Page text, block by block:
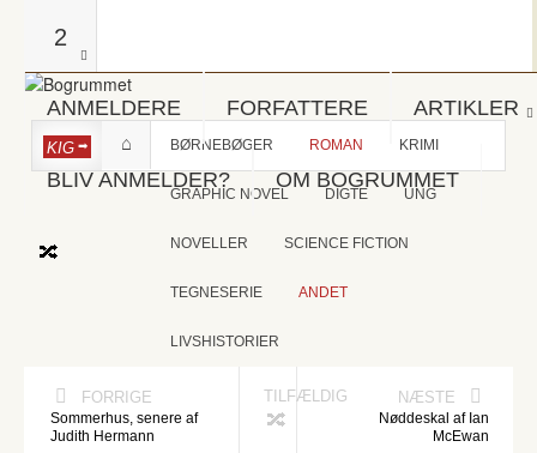
2
ANMELDERE FORFATTERE ARTIKLER
BLIV ANMELDER? OM BOGRUMMET
KIG BØRNEBØGER ROMAN KRIMI
GRAPHIC NOVEL DIGTE UNG
NOVELLER SCIENCE FICTION
TEGNESERIE ANDET
LIVSHISTORIER
FORRIGE
Sommerhus, senere af
Judith Hermann
TILFÆLDIG NÆSTE
Nøddeskal af Ian
McEwan